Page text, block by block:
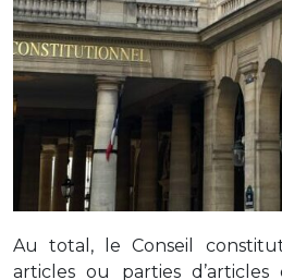
Au total, le Conseil
articles ou parties